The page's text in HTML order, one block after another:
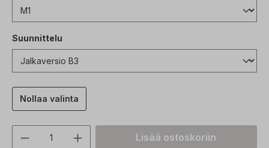
Suunnittelu
Nollaa valinta
Tuotteen määrä: Syötä haluttu arvo tai
Lisää ostoskoriin